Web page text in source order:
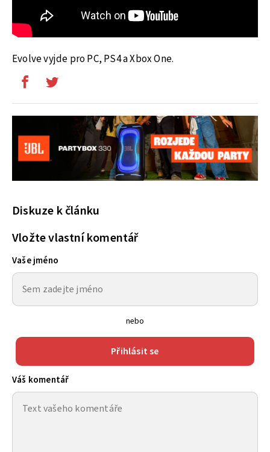
Evolve vyjde pro PC, PS4 a Xbox One.
Diskuze k článku
Vložte vlastní komentář
Vaše jméno
nebo
Přihlásit se
Váš komentář